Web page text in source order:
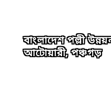
বাংলাদেশ পল্লী
আটোয়ারী, পঞ্চগড়